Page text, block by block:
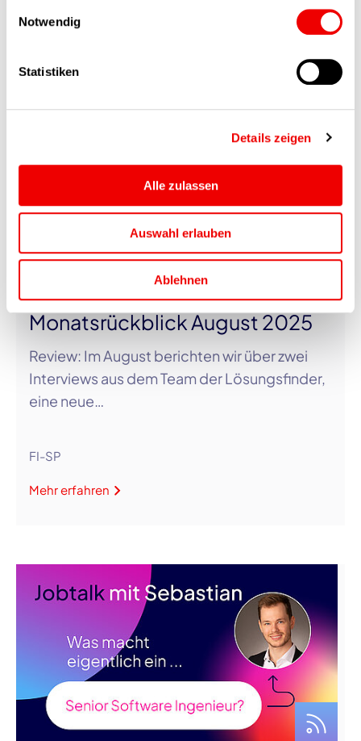
Einwilligung ist stets freiwillig, für die Nutzung unserer
Website nicht erforderlich und kann jederzeit auf unserer
Notwendig
Statistiken
Details zeigen
Alle zulassen
Auswahl erlauben
Ablehnen
Monatsrückblick August 2025
Review: Im August berichten wir über zwei
Interviews aus dem Team der Lösungsfinder,
eine neue…
FI-SP
Mehr erfahren